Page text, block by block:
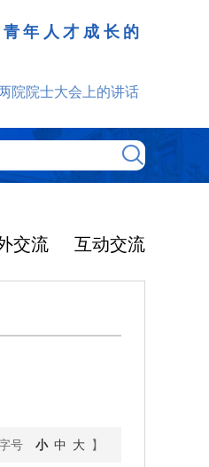
年人才成长的
院院士大会上的讲话
交流 互动交流
字号 小 中 大】